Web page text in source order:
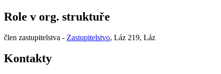
Role v org. struktuře
člen zastupitelstva - Zastupitelstvo, Láz 219, Láz
Kontakty